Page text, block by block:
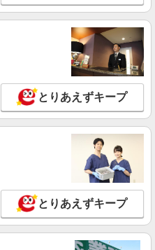
とりあえずキープ
とりあえずキープ